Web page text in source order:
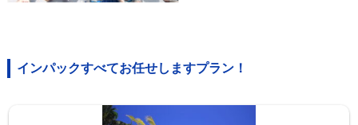
インパックすべてお任せしますプラン！